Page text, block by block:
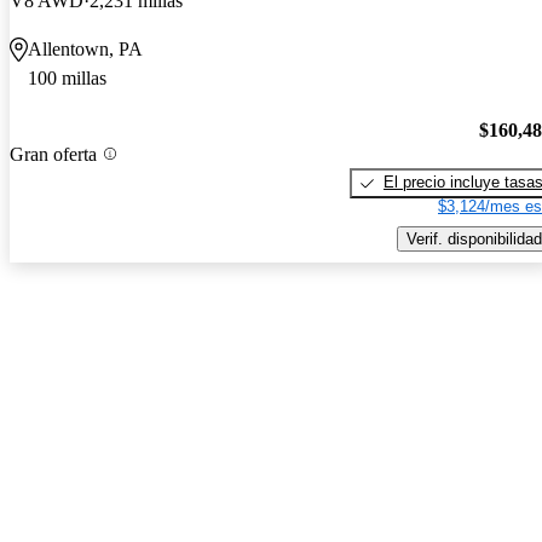
Allentown, PA
100 millas
Gran oferta
El precio incluye tasas
$3,124/mes
Verif. disponibilidad